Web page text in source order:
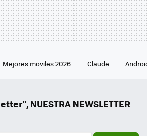
Mejores moviles 2026 Claude
NUESTRA NEWSLETTER